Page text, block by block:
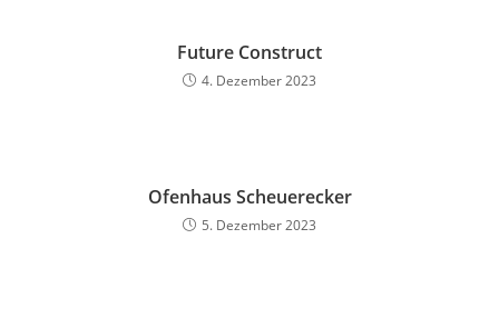
Future Construct
4. Dezember 2023
Ofenhaus Scheuerecker
5. Dezember 2023